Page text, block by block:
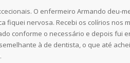
O enfermeiro Armando deu-
fiquei nervosa. Recebi os colírios nos
conforme o necessário e depois fui
à de dentista, o que até